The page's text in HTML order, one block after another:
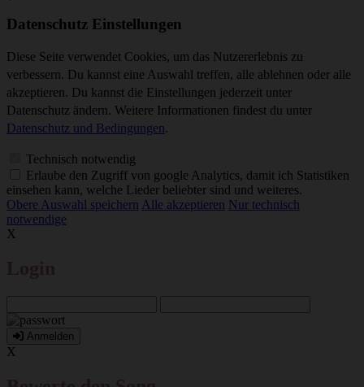
Datenschutz Einstellungen
Diese Seite verwendet Cookies, um das Nutzererlebnis zu
verbessern. Du kannst eine Auswahl treffen, alle ablehnen oder alle
akzeptieren. Du kannst die Einstellungen jederzeit unter
Datenschutz ändern. Weitere Informationen findest du unter
Datenschutz und Bedingungen.
Technisch notwendig
Erlaube den Zugriff von google Analytics, damit ich Statistiken
einsehen kann, welche Lieder beliebter sind und weiteres.
Obere Auswahl speichern Alle akzeptieren Nur technisch
notwendige
X
Anmelden
X